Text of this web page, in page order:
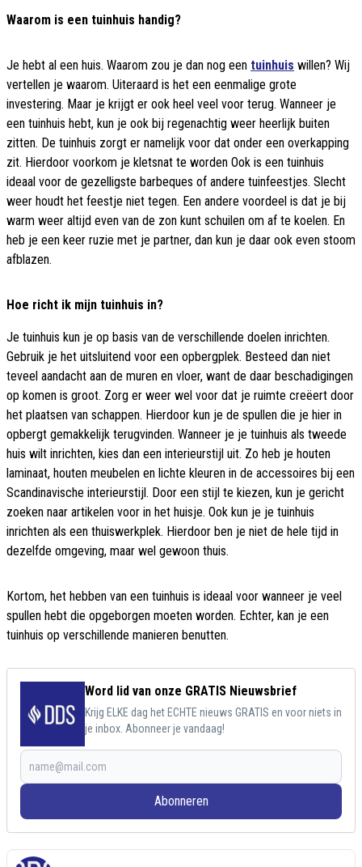
Waarom is een tuinhuis handig?
Je hebt al een huis. Waarom zou je dan nog een tuinhuis willen? Wij
vertellen je waarom. Uiteraard is het een eenmalige grote
investering. Maar je krijgt er ook heel veel voor terug. Wanneer je
een tuinhuis hebt, kun je ook bij regenachtig weer heerlijk buiten
zitten. De tuinhuis zorgt er namelijk voor dat onder een overkapping
zit. Hierdoor voorkom je kletsnat te worden Ook is een tuinhuis
ideaal voor de gezelligste barbeques of andere tuinfeestjes. Slecht
weer houdt het feestje niet tegen. Een andere voordeel is dat je bij
warm weer altijd even van de zon kunt schuilen om af te koelen. En
heb je een keer ruzie met je partner, dan kun je daar ook even stoom
afblazen.
Hoe richt ik mijn tuinhuis in?
Je tuinhuis kun je op basis van de verschillende doelen inrichten.
Gebruik je het uitsluitend voor een opbergplek. Besteed dan niet
teveel aandacht aan de muren en vloer, want de daar beschadigingen
op komen is groot. Zorg er weer wel voor dat je ruimte creëert door
het plaatsen van schappen. Hierdoor kun je de spullen die je hier in
opbergt gemakkelijk terugvinden. Wanneer je je tuinhuis als tweede
huis wilt inrichten, kies dan een interieurstijl uit. Zo heb je houten
laminaat, houten meubelen en lichte kleuren in de accessoires bij een
Scandinavische interieurstijl. Door een stijl te kiezen, kun je gericht
zoeken naar artikelen voor in het huisje. Ook kun je je tuinhuis
inrichten als een thuiswerkplek. Hierdoor ben je niet de hele tijd in
dezelfde omgeving, maar wel gewoon thuis.
Kortom, het hebben van een tuinhuis is ideaal voor wanneer je veel
spullen hebt die opgeborgen moeten worden. Echter, kan je een
tuinhuis op verschillende manieren benutten.
Word lid van onze GRATIS Nieuwsbrief
Krijg ELKE dag het ECHTE nieuws GRATIS en voor niets in
je inbox. Abonneer je vandaag!
Abonneren